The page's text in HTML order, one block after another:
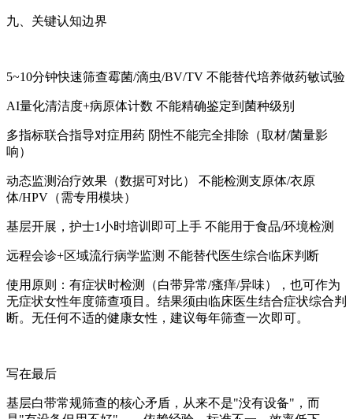
九、关键认知边界
5~10分钟快速筛查霉菌/滴虫/BV/TV 不能替代培养做药敏试验
AI量化清洁度+病原体计数 不能精确鉴定到菌种级别
多指标联合指导对症用药 阴性不能完全排除（取材/菌量影
响）
动态监测治疗效果（数据可对比） 不能检测支原体/衣原
体/HPV（需专用模块）
基层开展，护士1小时培训即可上手 不能用于食品/环境检测
远程会诊+区域流行病学监测 不能替代医生综合临床判断
使用原则：有症状时检测（白带异常/瘙痒/异味），也可作为
无症状女性年度筛查项目。结果须由临床医生结合症状综合判
断。无任何不适的健康女性，建议每年筛查一次即可。
写在最后
基层白带常规筛查的核心矛盾，从来不是"没有设备"，而